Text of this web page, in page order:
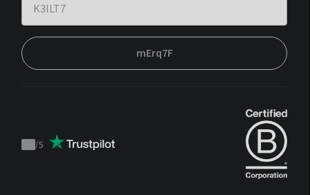
mErq7F
Trustpilot
/5